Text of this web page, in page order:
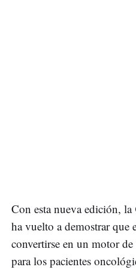
Con esta nueva edición, la
ha vuelto a demostrar que
convertirse en un motor
para los pacientes